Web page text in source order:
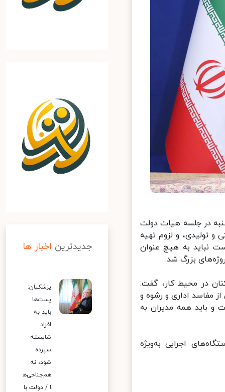
در جلسه هیات دولت
تولیدی، و لزوم تهیه
به هیچ عنوان
بزرگ شد.
در محیط کار، گفت:
مفاسد اداری و رشوه و
باید همه مدیران به
اجرایی به‌ویژه
جدیدترین اخبار ها
پزشکیان:
پست‌ها
باید به
افراد
شایسته
سپرده
شود، نه
هم‌جناحی‌ه
ا / دولت با